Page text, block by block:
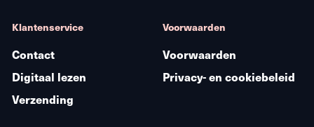
Klantenservice
Contact
Digitaal lezen
Verzending
Voorwaarden
Voorwaarden
Privacy- en cookiebeleid